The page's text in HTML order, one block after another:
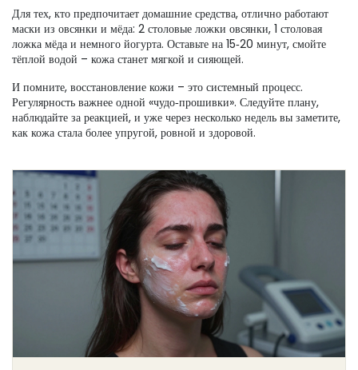
Для тех, кто предпочитает домашние средства, отлично работают
маски из овсянки и мёда: 2 столовые ложки овсянки, 1 столовая
ложка мёда и немного йогурта. Оставьте на 15‑20 минут, смойте
тёплой водой – кожа станет мягкой и сияющей.
И помните, восстановление кожи – это системный процесс.
Регулярность важнее одной «чудо‑прошивки». Следуйте плану,
наблюдайте за реакцией, и уже через несколько недель вы заметите,
как кожа стала более упругой, ровной и здоровой.